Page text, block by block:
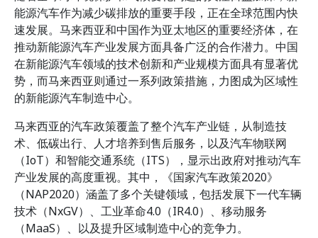
能源汽车作为减少碳排放的重要手段，正在全球范围内快
速发展。马来西亚和中国作为亚太地区的重要经济体，在
推动新能源汽车产业发展方面具备广泛的合作潜力。中国
在新能源汽车领域的技术创新和产业规模方面具有显著优
势，而马来西亚则通过一系列政策措施，力图成为区域性
的新能源汽车制造中心。
马来西亚的汽车政策覆盖了整个汽车产业链，从制造技
术、低碳出行、人才培养到售后服务，以及汽车物联网
（IoT）和智能交通系统（ITS），显示出政府对推动汽车
产业发展的高度重视。其中，《国家汽车政策2020》
（NAP2020）涵盖了多个关键领域，包括发展下一代车辆
技术（NxGV）、工业革命4.0（IR4.0）、移动服务
（MaaS）、以及提升区域制造中心的竞争力。